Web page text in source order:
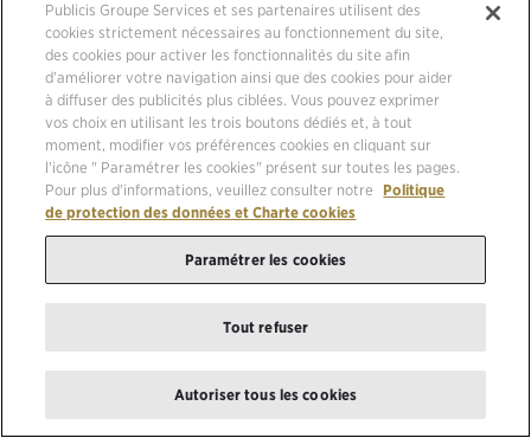
Publicis Groupe publiera ses résultats du premier semestre 2025 le
jeudi 17 juillet 2025 avant l’ouverture de la Bourse de Paris.
l’exécution, en combinant la transformation marketing et la transformation digitale des
entreprises. Publicis Groupe se positionne comme le partenaire privilégié dans la
Publicis Groupe Services et ses partenaires utilisent des
cookies strictement nécessaires au fonctionnement du site,
des cookies pour activer les fonctionnalités du site afin
d’améliorer votre navigation ainsi que des cookies pour aider
à diffuser des publicités plus ciblées. Vous pouvez exprimer
vos choix en utilisant les trois boutons dédiés et, à tout
moment, modifier vos préférences cookies en cliquant sur
l'icône " Paramétrer les cookies" présent sur toutes les pages.
Pour plus d'informations, veuillez consulter notre
Politique
de protection des données et Charte cookies
Paramétrer les cookies
Tout refuser
Autoriser tous les cookies